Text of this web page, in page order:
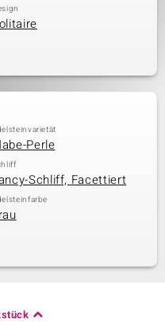
Perle
Schliff, Facettiert